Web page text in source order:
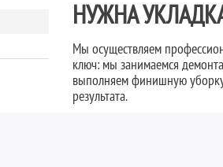
НУЖНА
Мы осуществляем
ключ: мы занимаемся
выполняем финишную
результата.